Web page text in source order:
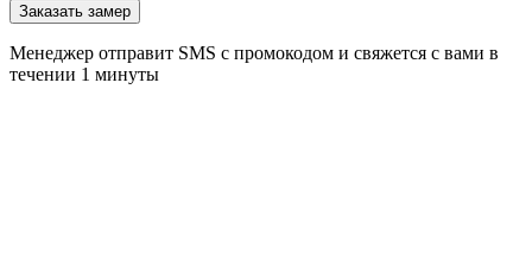
Заказать замер
Менеджер отправит SMS с промокодом и свяжется с вами в
течении 1 минуты